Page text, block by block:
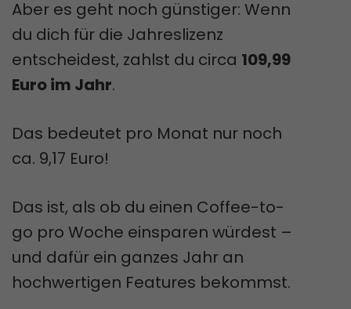
Aber es geht noch günstiger: Wenn
du dich für die Jahreslizenz
entscheidest, zahlst du circa 109,99
Euro im Jahr.
Das bedeutet pro Monat nur noch
ca. 9,17 Euro!
Das ist, als ob du einen Coffee-to-
go pro Woche einsparen würdest –
und dafür ein ganzes Jahr an
hochwertigen Features bekommst.